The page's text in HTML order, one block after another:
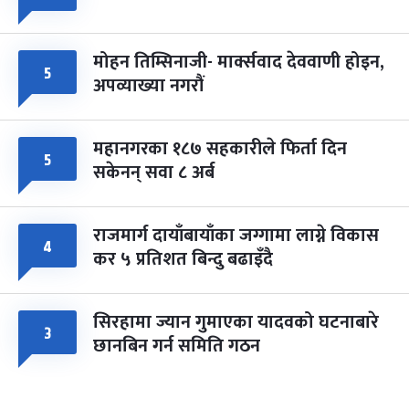
५ मोहन तिम्सिनाजी- मार्क्सवाद देववाणी होइन,
अपव्याख्या नगरौं
५ महानगरका १८७ सहकारीले फिर्ता दिन
सकेनन् सवा ८ अर्ब
४ राजमार्ग दायाँबायाँका जग्गामा लाग्ने विकास
कर ५ प्रतिशत बिन्दु बढाइँदै
३ सिरहामा ज्यान गुमाएका यादवको घटनाबारे
छानबिन गर्न समिति गठन